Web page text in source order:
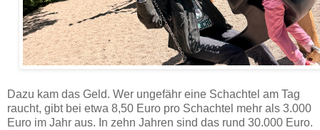
Dazu kam das Geld. Wer ungefähr eine Schachtel am Tag
raucht, gibt bei etwa 8,50 Euro pro Schachtel mehr als 3.000
Euro im Jahr aus. In zehn Jahren sind das rund 30.000 Euro.